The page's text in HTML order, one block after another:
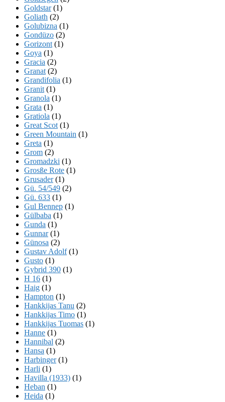
Goldstar(1)
Goliath (2)
Golubizna (1)
Gondüzo (2)
Gorizont (1)
Goya (1)
Gracia (2)
Granat (2)
Grandifolia (1)
Granit (1)
Granola (1)
Grata (1)
Gratiola (1)
Great Scot (1)
Green Mountain (1)
Greta (1)
Grom (2)
Gromadzki (1)
Grosße Rote (1)
Grusader(1)
Gü. 54/549 (2)
Gü. 633 (1)
Gul Bennep (1)
Gülbaba (1)
Gunda (1)
Gunnar(1)
Günosa (2)
Gustav Adolf(1)
Gusto (1)
Gybrid 390 (1)
H 16 (1)
Haig (1)
Hampton (1)
Hankkijas Tanu (2)
Hankkijas Timo (1)
Hankkijas Tuomas (1)
Hanne (1)
Hannibal (2)
Hansa (1)
Harbinger(1)
Harli (1)
Havilla (1933) (1)
Heban (1)
Heida (1)